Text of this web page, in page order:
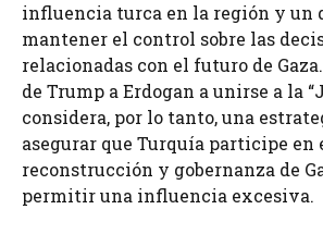
influencia turca en la región y un
mantener el control sobre las
relacionadas con el futuro de
de Trump a Erdogan a unirse a la
considera, por lo tanto, una
asegurar que Turquía participe en
reconstrucción y gobernanza de
permitir una influencia excesiva.